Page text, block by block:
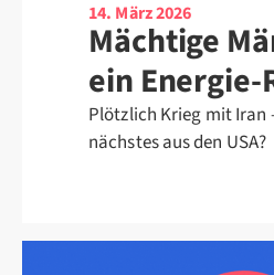
14. März 2026
Mächtige
ein Energie-
Plötzlich Krieg mit Iran
nächstes aus den USA?